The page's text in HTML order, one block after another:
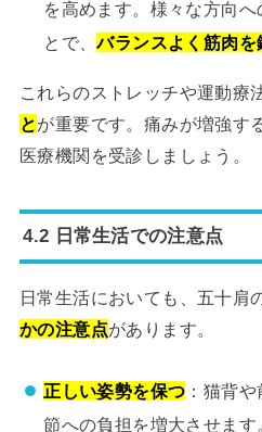
を高めます。様々な方向
とで、 バランスよく筋肉を
これらのストレッチや運動療
とが重要です。痛みが増強す
医療機関を受診しましょう。
4.2 日常生活での注意点
日常生活においても、五十肩
かの注意点があります。
正しい姿勢を保つ ：猫背
節への負担を増大させま